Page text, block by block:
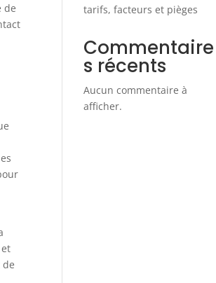
de
de
tarifs, facteurs et pièges
Commentaire
s récents
Aucun commentaire à
afficher.